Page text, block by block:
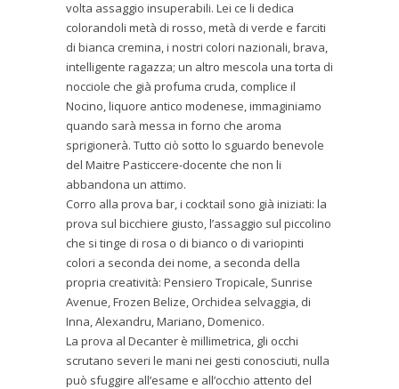
volta assaggio insuperabili. Lei ce li dedica
colorandoli metà di rosso, metà di verde e farciti
di bianca cremina, i nostri colori nazionali, brava,
intelligente ragazza; un altro mescola una torta di
nocciole che già profuma cruda, complice il
Nocino, liquore antico modenese, immaginiamo
quando sarà messa in forno che aroma
sprigionerà. Tutto ciò sotto lo sguardo benevole
del Maitre Pasticcere-docente che non li
abbandona un attimo.
Corro alla prova bar, i cocktail sono già iniziati: la
prova sul bicchiere giusto, l’assaggio sul piccolino
che si tinge di rosa o di bianco o di variopinti
colori a seconda dei nome, a seconda della
propria creatività: Pensiero Tropicale, Sunrise
Avenue, Frozen Belize, Orchidea selvaggia, di
Inna, Alexandru, Mariano, Domenico.
La prova al Decanter è millimetrica, gli occhi
scrutano severi le mani nei gesti conosciuti, nulla
può sfuggire all’esame e all’occhio attento del